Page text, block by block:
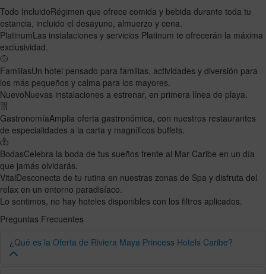
Todo IncluidoRégimen que ofrece comida y bebida durante toda tu
estancia, incluido el desayuno, almuerzo y cena.
PlatinumLas instalaciones y servicios Platinum te ofrecerán la máxima
exclusividad.
FamiliasUn hotel pensado para familias, actividades y diversión para
los más pequeños y calma para los mayores.
NuevoNuevas instalaciones a estrenar, en primera línea de playa.
GastronomíaAmplia oferta gastronómica, con nuestros restaurantes
de especialidades a la carta y magníficos buffets.
BodasCelebra la boda de tus sueños frente al Mar Caribe en un día
que jamás olvidarás.
VitalDesconecta de tu rutina en nuestras zonas de Spa y disfruta del
relax en un entorno paradisíaco.
Lo sentimos, no hay hoteles disponibles con los filtros aplicados.
Preguntas Frecuentes
¿Qué es la Oferta de Riviera Maya Princess Hotels Caribe?